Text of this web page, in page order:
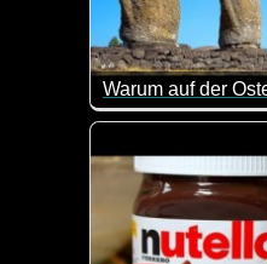
Hier kann man